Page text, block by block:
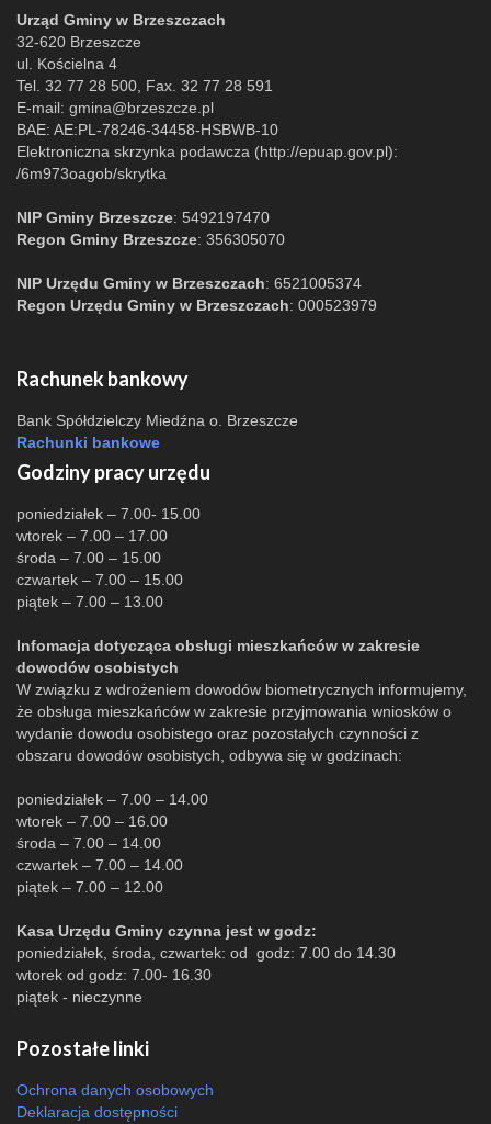
Urząd Gminy w Brzeszczach
32-620 Brzeszcze
ul. Kościelna 4
Tel. 32 77 28 500, Fax. 32 77 28 591
E-mail: gmina@brzeszcze.pl
BAE: AE:PL-78246-34458-HSBWB-10
Elektroniczna skrzynka podawcza (http://epuap.gov.pl):
/6m973oagob/skrytka
NIP Gminy Brzeszcze: 5492197470
Regon Gminy Brzeszcze: 356305070
NIP Urzędu Gminy w Brzeszczach: 6521005374
Regon Urzędu Gminy w Brzeszczach: 000523979
Rachunek bankowy
Bank Spółdzielczy Miedźna o. Brzeszcze
Rachunki bankowe
Godziny pracy urzędu
poniedziałek – 7.00- 15.00
wtorek – 7.00 – 17.00
środa – 7.00 – 15.00
czwartek – 7.00 – 15.00
piątek – 7.00 – 13.00
Infomacja dotycząca obsługi mieszkańców w zakresie
dowodów osobistych
W związku z wdrożeniem dowodów biometrycznych informujemy,
że obsługa mieszkańców w zakresie przyjmowania wniosków o
wydanie dowodu osobistego oraz pozostałych czynności z
obszaru dowodów osobistych, odbywa się w godzinach:
poniedziałek – 7.00 – 14.00
wtorek – 7.00 – 16.00
środa – 7.00 – 14.00
czwartek – 7.00 – 14.00
piątek – 7.00 – 12.00
Kasa Urzędu Gminy czynna jest w godz:
poniedziałek, środa, czwartek: od godz: 7.00 do 14.30
wtorek od godz: 7.00- 16.30
piątek - nieczynne
Pozostałe linki
Ochrona danych osobowych
Deklaracja dostępności